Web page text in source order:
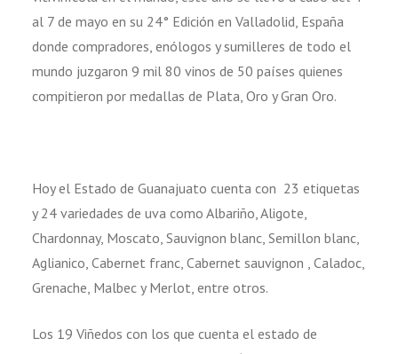
al 7 de mayo en su 24° Edición en Valladolid, España
donde compradores, enólogos y sumilleres de todo el
mundo juzgaron 9 mil 80 vinos de 50 países quienes
compitieron por medallas de Plata, Oro y Gran Oro.
Hoy el Estado de Guanajuato cuenta con 23 etiquetas
y 24 variedades de uva como Albariño, Aligote,
Chardonnay, Moscato, Sauvignon blanc, Semillon blanc,
Aglianico, Cabernet franc, Cabernet sauvignon , Caladoc,
Grenache, Malbec y Merlot, entre otros.
Los 19 Viñedos con los que cuenta el estado de